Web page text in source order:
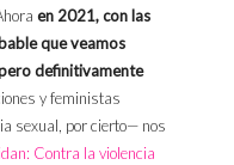
en 2021, con las
que veamos
definitivamente
y feministas
sexual, por cierto— nos
Contra la violencia